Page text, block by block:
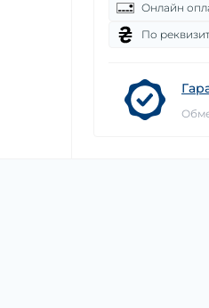
Онлайн
По